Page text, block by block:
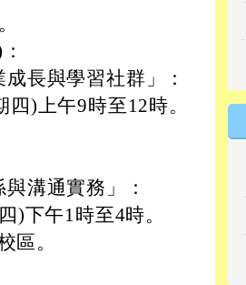
長與學習社群」：
)上午9時至12時。
溝通實務」：
)下午1時至4時。
區。